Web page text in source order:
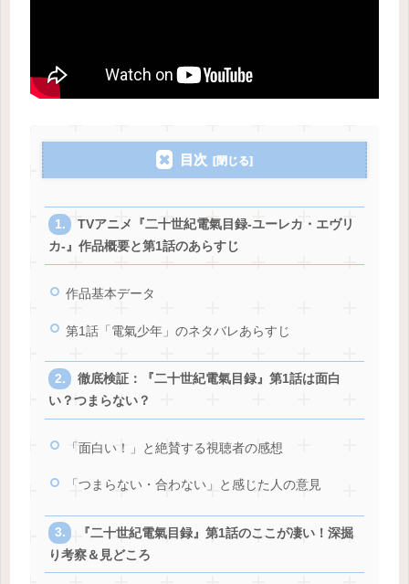
目次
TVアニメ『二十世紀電氣目録-ユーレカ・エヴリ
カ-』作品概要と第1話のあらすじ
作品基本データ
第1話「電氣少年」のネタバレあらすじ
徹底検証：『二十世紀電氣目録』第1話は面白
い？つまらない？
「面白い！」と絶賛する視聴者の感想
「つまらない・合わない」と感じた人の意見
『二十世紀電氣目録』第1話のここが凄い！深掘
り考察＆見どころ